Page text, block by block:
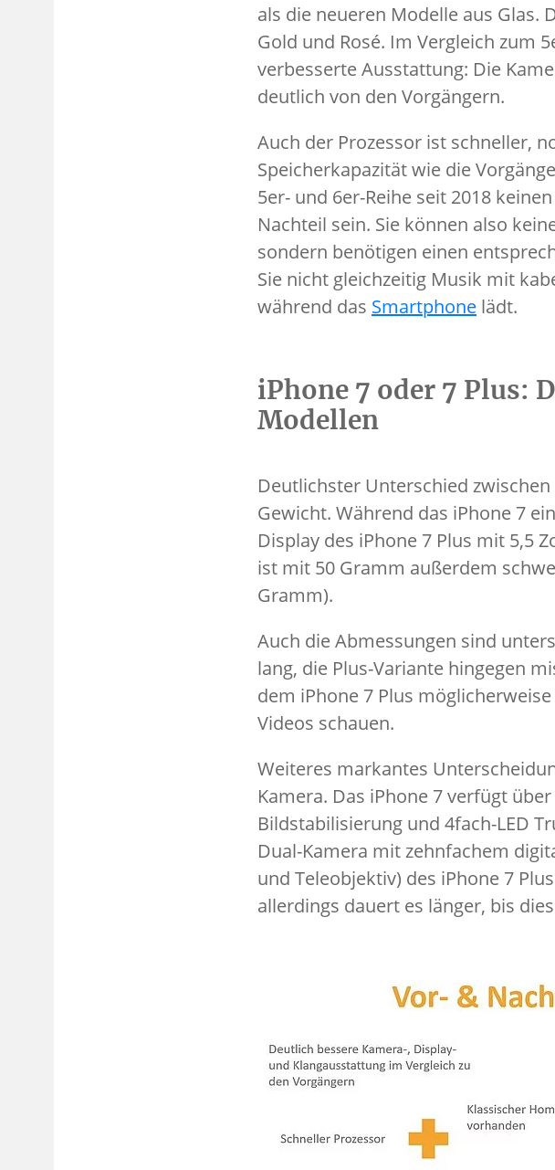
als die neueren Modelle aus Glas.
Gold und Rosé. Im Vergleich zum
verbesserte Ausstattung: Die
deutlich von den Vorgängern.
Auch der Prozessor ist schneller,
Speicherkapazität wie die
5er- und 6er-Reihe seit 2018
Nachteil sein. Sie können also
sondern benötigen einen
Sie nicht gleichzeitig Musik mit
während das Smartphone lädt.
iPhone 7 oder 7 Plus:
Modellen
Deutlichster Unterschied
Gewicht. Während das iPhone 7
Display des iPhone 7 Plus mit 5,5
ist mit 50 Gramm außerdem
Gramm).
Auch die Abmessungen sind
lang, die Plus-Variante hingegen
dem iPhone 7 Plus
Videos schauen.
Weiteres markantes
Kamera. Das iPhone 7 verfügt
Bildstabilisierung und 4fach-LED
Dual-Kamera mit zehnfachem
und Teleobjektiv) des iPhone 7
allerdings dauert es länger, bis